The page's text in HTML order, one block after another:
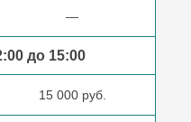
—
до 15:00
15 000 руб.